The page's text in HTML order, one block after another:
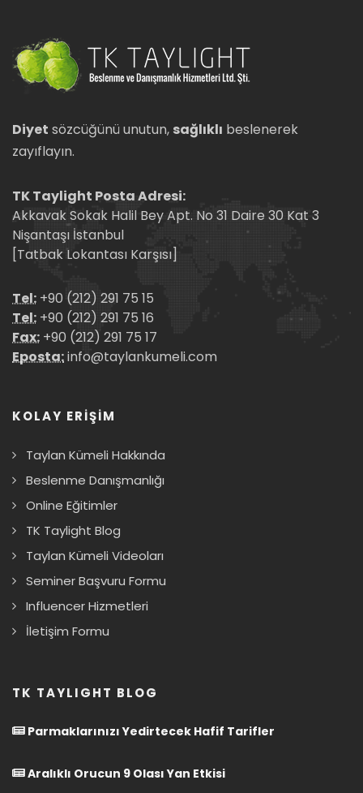
Diyet sözcüğünü unutun, sağlıklı beslenerek
zayıflayın.
TK Taylight Posta Adresi:
Akkavak Sokak Halil Bey Apt. No 31 Daire 30 Kat 3
Nişantaşı İstanbul
[Tatbak Lokantası Karşısı]
Tel: +90 (212) 291 75 15
Tel: +90 (212) 291 75 16
Fax: +90 (212) 291 75 17
Eposta:info@taylankumeli.com
KOLAY ERİŞİM
Taylan Kümeli Hakkında
Beslenme Danışmanlığı
Online Eğitimler
TK Taylight Blog
Taylan Kümeli Videoları
Seminer Başvuru Formu
Influencer Hizmetleri
İletişim Formu
TK TAYLIGHT BLOG
Parmaklarınızı Yedirtecek Hafif Tarifler
Aralıklı Orucun 9 Olası Yan Etkisi